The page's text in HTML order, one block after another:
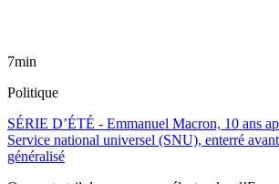
7min
Politique
SÉRIE D’ÉTÉ - Emmanuel Macron, 10 ans
Service national universel (SNU), enterré
généralisé